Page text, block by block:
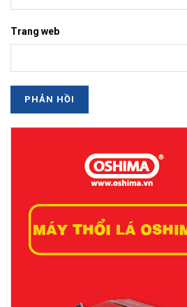
Trang web